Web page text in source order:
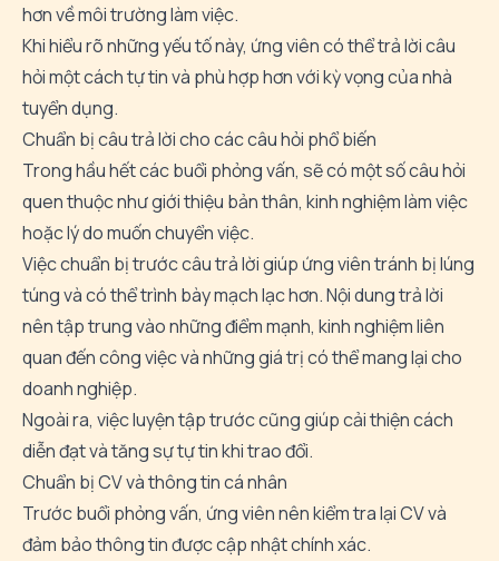
hơn về môi trường làm việc.
Khi hiểu rõ những yếu tố này, ứng viên có thể trả lời câu
hỏi một cách tự tin và phù hợp hơn với kỳ vọng của nhà
tuyển dụng.
Chuẩn bị câu trả lời cho các câu hỏi phổ biến
Trong hầu hết các buổi phỏng vấn, sẽ có một số câu hỏi
quen thuộc như giới thiệu bản thân, kinh nghiệm làm việc
hoặc lý do muốn chuyển việc.
Việc chuẩn bị trước câu trả lời giúp ứng viên tránh bị lúng
túng và có thể trình bày mạch lạc hơn. Nội dung trả lời
nên tập trung vào những điểm mạnh, kinh nghiệm liên
quan đến công việc và những giá trị có thể mang lại cho
doanh nghiệp.
Ngoài ra, việc luyện tập trước cũng giúp cải thiện cách
diễn đạt và tăng sự tự tin khi trao đổi.
Chuẩn bị CV và thông tin cá nhân
Trước buổi phỏng vấn, ứng viên nên kiểm tra lại CV và
đảm bảo thông tin được cập nhật chính xác.